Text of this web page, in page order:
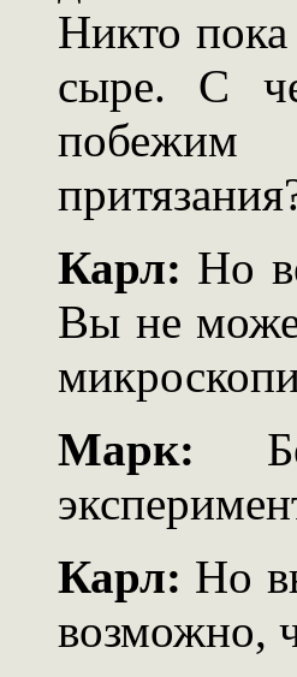
Никто пока
сыре. С
побежим
Карл: Но
Вы не
Марк:
Карл: Но
возможно,